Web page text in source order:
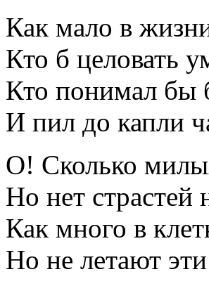
Как мало в
Кто б целовать
Кто понимал бы
И пил до капли
О! Сколько
Но нет страстей
Как много в
Но не летают